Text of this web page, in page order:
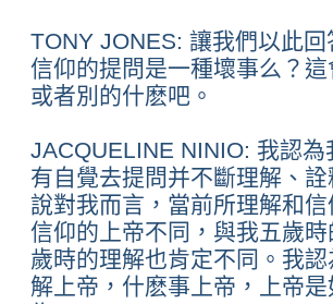
TONY JONES: 讓我們以此
信仰的提問是一種壞事么？
或者別的什麽吧。
JACQUELINE NINIO: 我認
有自覺去提問并不斷理解、
說對我而言，當前所理解和
信仰的上帝不同，與我五歲
歲時的理解也肯定不同。我
解上帝，什麽事上帝，上帝